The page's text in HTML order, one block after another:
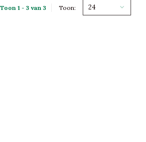
Toon 1 - 3 van 3 Toon: 24